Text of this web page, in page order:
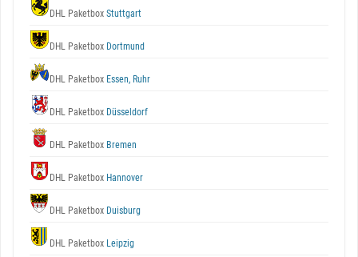
DHL Paketbox Stuttgart
DHL Paketbox Dortmund
DHL Paketbox Essen, Ruhr
DHL Paketbox Düsseldorf
DHL Paketbox Bremen
DHL Paketbox Hannover
DHL Paketbox Duisburg
DHL Paketbox Leipzig